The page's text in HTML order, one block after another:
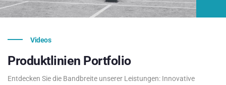
Videos
Produktlinien Portfolio
Entdecken Sie die Bandbreite unserer Leistungen: Innovative